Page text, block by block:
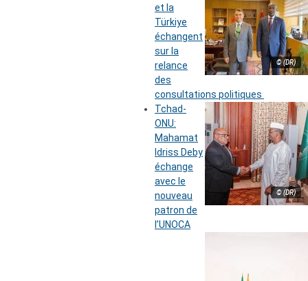
© (DR)
et la
Türkiye
échangent
sur la
relance
des
consultations politiques
© (DR)
Tchad-
ONU:
Mahamat
Idriss Deby
échange
avec le
nouveau
patron de
l’UNOCA